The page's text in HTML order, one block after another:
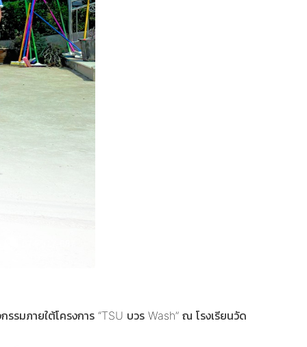
ภายใต้โครงการ “TSU บวร Wash” ณ โรงเรียนวัด